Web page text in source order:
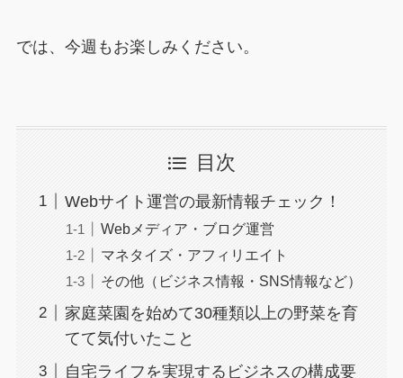
では、今週もお楽しみください。
目次
Webサイト運営の最新情報チェック！
Webメディア・ブログ運営
マネタイズ・アフィリエイト
その他（ビジネス情報・SNS情報など）
家庭菜園を始めて30種類以上の野菜を育
てて気付いたこと
自宅ライフを実現するビジネスの構成要